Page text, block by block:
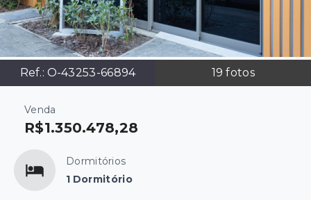
Ref.: O-43253-66894 19 fotos
Venda
R$1.350.478,28
Dormitórios
1 Dormitório